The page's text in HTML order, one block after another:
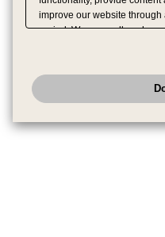
improve our website
period. We may sell or
have provided to them or
analyze and optimize
have the right to opt out of
to
honored.Change your sell or